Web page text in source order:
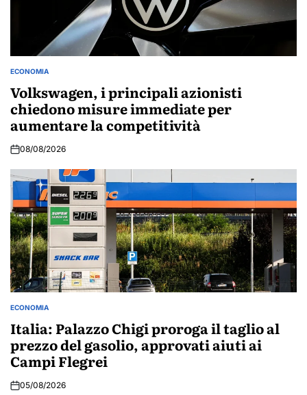
POSTED
ECONOMIA
Volkswagen, i principali azionisti
chiedono misure immediate per
aumentare la competitività
08/08/2026
POSTED
ECONOMIA
Italia: Palazzo Chigi proroga il taglio al
prezzo del gasolio, approvati aiuti ai
Campi Flegrei
05/08/2026